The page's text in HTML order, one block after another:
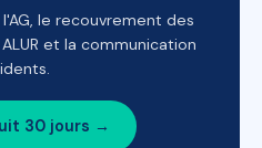
le recouvrement des
et la communication
30 jours →